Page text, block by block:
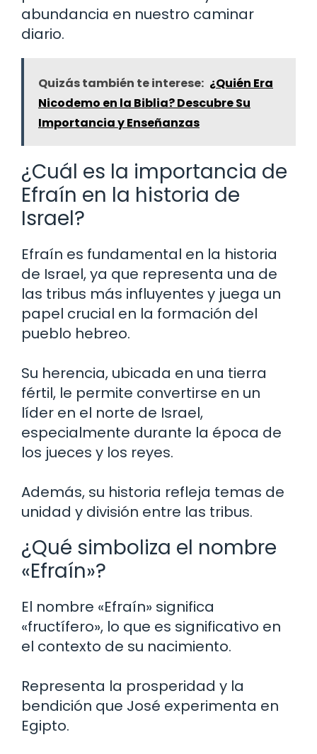
abundancia en nuestro caminar
diario.
Quizás también te interese: ¿Quién Era
Nicodemo en la Biblia? Descubre Su
Importancia y Enseñanzas
¿Cuál es la importancia de
Efraín en la historia de
Israel?
Efraín es fundamental en la historia
de Israel, ya que representa una de
las tribus más influyentes y juega un
papel crucial en la formación del
pueblo hebreo.
Su herencia, ubicada en una tierra
fértil, le permite convertirse en un
líder en el norte de Israel,
especialmente durante la época de
los jueces y los reyes.
Además, su historia refleja temas de
unidad y división entre las tribus.
¿Qué simboliza el nombre
«Efraín»?
El nombre «Efraín» significa
«fructífero», lo que es significativo en
el contexto de su nacimiento.
Representa la prosperidad y la
bendición que José experimenta en
Egipto.